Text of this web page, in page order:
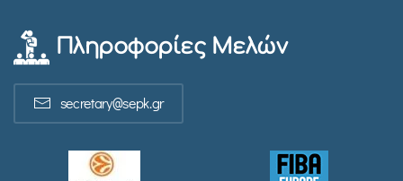
Πληροφορίες Μελών
secretary@sepk.gr